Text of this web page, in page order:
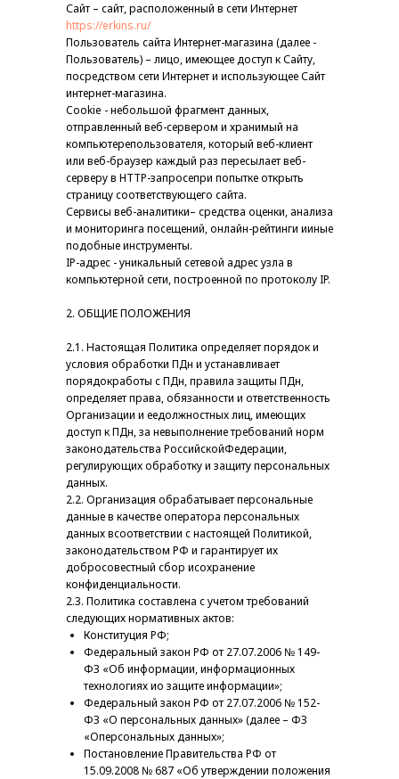
Сайт – сайт, расположенный в сети Интернет
https://erkins.ru/
Пользователь сайта Интернет-магазина (далее -
Пользователь) – лицо, имеющее доступ к Сайту,
посредством сети Интернет и использующее Сайт
интернет-магазина.
Cookie - небольшой фрагмент данных,
отправленный веб-сервером и хранимый на
компьютерепользователя, который веб-клиент
или веб-браузер каждый раз пересылает веб-
серверу в HTTP-запросепри попытке открыть
страницу соответствующего сайта.
Сервисы веб-аналитики– средства оценки, анализа
и мониторинга посещений, онлайн-рейтинги ииные
подобные инструменты.
IP-адрес - уникальный сетевой адрес узла в
компьютерной сети, построенной по протоколу IP.
2. ОБЩИЕ ПОЛОЖЕНИЯ
2.1. Настоящая Политика определяет порядок и
условия обработки ПДн и устанавливает
порядокработы с ПДн, правила защиты ПДн,
определяет права, обязанности и ответственность
Организации и еедолжностных лиц, имеющих
доступ к ПДн, за невыполнение требований норм
законодательства РоссийскойФедерации,
регулирующих обработку и защиту персональных
данных.
2.2. Организация обрабатывает персональные
данные в качестве оператора персональных
данных всоответствии с настоящей Политикой,
законодательством РФ и гарантирует их
добросовестный сбор исохранение
конфиденциальности.
2.3. Политика составлена с учетом требований
следующих нормативных актов:
Конституция РФ;
Федеральный закон РФ от 27.07.2006 № 149-
ФЗ «Об информации, информационных
технологиях ио защите информации»;
Федеральный закон РФ от 27.07.2006 № 152-
ФЗ «О персональных данных» (далее – ФЗ
«Оперсональных данных»;
Постановление Правительства РФ от
15.09.2008 № 687 «Об утверждении положения